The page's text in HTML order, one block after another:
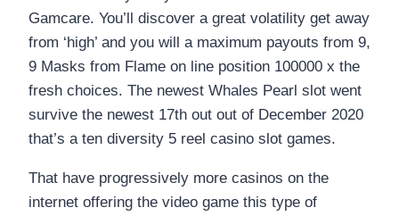
Gamcare. You’ll discover a great volatility get away
from ‘high’ and you will a maximum payouts from 9,
9 Masks from Flame on line position 100000 x the
fresh choices. The newest Whales Pearl slot went
survive the newest 17th out out of December 2020
that’s a ten diversity 5 reel casino slot games.
That have progressively more casinos on the
internet offering the video game this type of